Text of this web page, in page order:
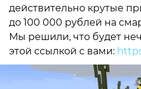
действительно крутые
до 100 000 рублей на
Мы решили, что будет
этой ссылкой с вами: